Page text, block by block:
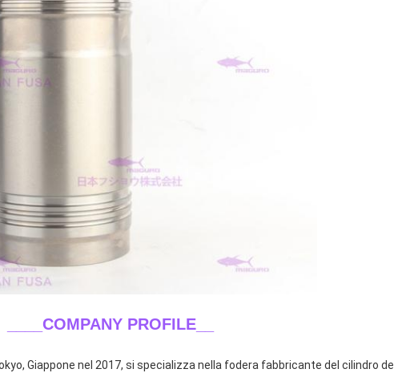
____COMPANY PROFILE__
Giappone nel 2017, si specializza nella fodera fabbricante del cilindro del